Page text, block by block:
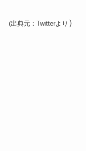
(出典元：Twitterより ）